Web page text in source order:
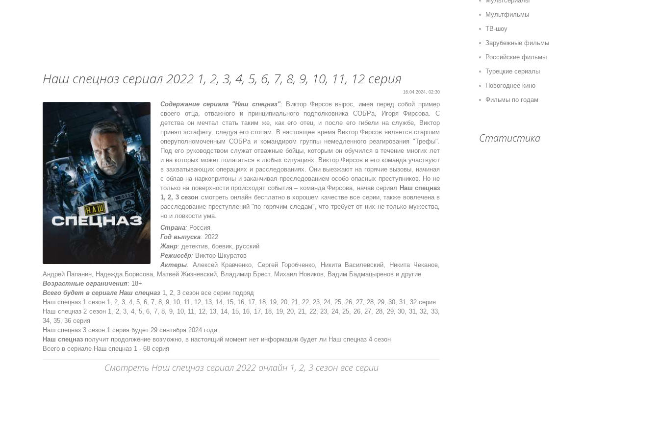
Наш спецназ сериал 2022 1, 2, 3, 4, 5, 6, 7, 8, 9, 10, 11, 12 серия
16.04.2024, 02:30
Содержание сериала "Наш спецназ": Виктор Фирсов вырос, имея перед собой пример
своего отца, отважного и принципиального подполковника СОБРа, Игоря Фирсова. С
детства он мечтал стать таким же, как его отец, и после его гибели на службе, Виктор
принял эстафету, следуя его стопам. В настоящее время Виктор Фирсов является старшим
оперуполномоченным СОБРа и командиром группы немедленного реагирования "Трефы".
Под его руководством служат отважные бойцы, которым он обучился в течение многих лет
и на которых может полагаться в любых ситуациях. Виктор Фирсов и его команда участвуют
в захватывающих операциях и расследованиях. Они выезжают на горячие вызовы, начиная
с облав на наркопритоны и заканчивая преследованием особо опасных преступников. Но не
только на поверхности происходят события – команда Фирсова, начав сериал Наш спецназ
1, 2, 3 сезон смотреть онлайн бесплатно в хорошем качестве все серии, также вовлечена в
расследование преступлений "по горячим следам", что требует от них не только мужества,
но и ловкости ума.
Страна: Россия
Год выпуска: 2022
Жанр: детектив, боевик, русский
Режиссёр: Виктор Шкуратов
Актеры: Алексей Кравченко, Сергей Горобченко, Никита Василевский, Никита Чеканов,
Андрей Папанин, Надежда Борисова, Матвей Жизневский, Владимир Брест, Михаил Новиков, Вадим Бадмацыренов и другие
Возрастные ограничения: 18+
Всего будет в сериале Наш спецназ 1, 2, 3 сезон все серии подряд
Наш спецназ 1 сезон 1, 2, 3, 4, 5, 6, 7, 8, 9, 10, 11, 12, 13, 14, 15, 16, 17, 18, 19, 20, 21, 22, 23, 24, 25, 26, 27, 28, 29, 30, 31, 32 серия
Наш спецназ 2 сезон 1, 2, 3, 4, 5, 6, 7, 8, 9, 10, 11, 12, 13, 14, 15, 16, 17, 18, 19, 20, 21, 22, 23, 24, 25, 26, 27, 28, 29, 30, 31, 32, 33,
34, 35, 36 серия
Наш спецназ 3 сезон 1 серия будет 29 сентября 2024 года
Наш спецназ получит продолжение возможно, в настоящий момент нет информации будет ли Наш спецназ 4 сезон
Всего в сериале Наш спецназ 1 - 68 серия
Смотреть Наш спецназ сериал 2022 онлайн 1, 2, 3 сезон все серии
Мультфильмы
ТВ-шоу
Зарубежные фильмы
Российские фильмы
Турецкие сериалы
Новогоднее кино
Фильмы по годам
Статистика